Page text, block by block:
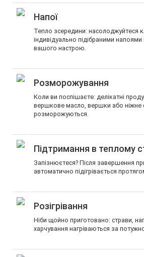
Напої
Тепло зсередини: насолоджуйтеся
індивідуально підібраними напоями
вашого настрою.
Розморожування
Коли ви поспішаєте: делікатні
вершкове масло, вершки або ніжне
розморожуються.
Підтримання в теплому
Запізнюєтеся? Після завершення
автоматично підігрівається
Розігрівання
Ніби щойно приготовано: страви,
харчування нагріваються за